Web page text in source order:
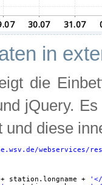
in
die
jQuery.
und diese
webservices/
+ station.longname +